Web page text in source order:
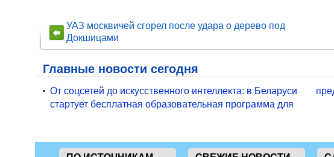
УАЗ москвичей сгорел после удара о дерево под
Докшицами
Главные новости сегодня
От соцсетей до искусственного интеллекта: в Беларуси
стартует бесплатная образовательная программа для